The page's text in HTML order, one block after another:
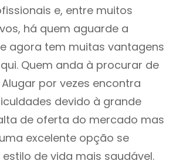
e, entre muitos
há quem aguarde a
agora tem muitas vantagens
Quem anda à procurar de
por vezes encontra
devido à grande
de oferta do mercado mas
excelente opção se
de vida mais saudável.